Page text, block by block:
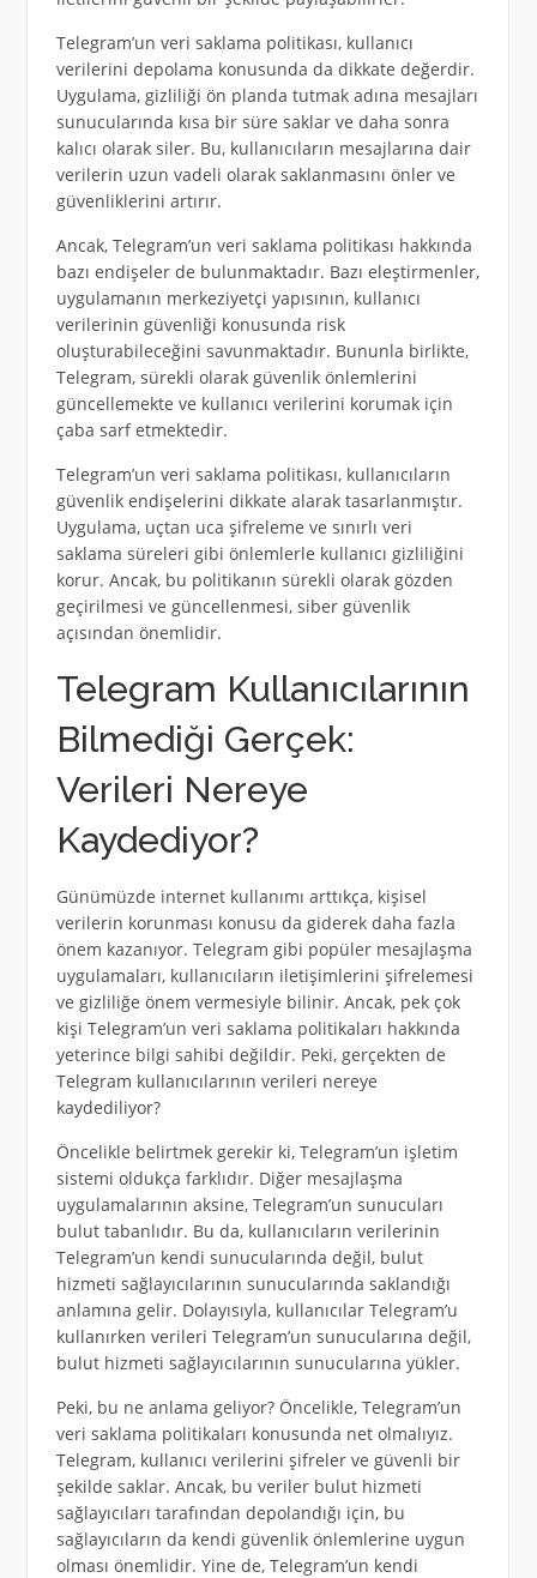
Telegram’un veri saklama politikası, kullanıcı
verilerini depolama konusunda da dikkate değerdir.
Uygulama, gizliliği ön planda tutmak adına mesajları
sunucularında kısa bir süre saklar ve daha sonra
kalıcı olarak siler. Bu, kullanıcıların mesajlarına dair
verilerin uzun vadeli olarak saklanmasını önler ve
güvenliklerini artırır.
Ancak, Telegram’un veri saklama politikası hakkında
bazı endişeler de bulunmaktadır. Bazı eleştirmenler,
uygulamanın merkeziyetçi yapısının, kullanıcı
verilerinin güvenliği konusunda risk
oluşturabileceğini savunmaktadır. Bununla birlikte,
Telegram, sürekli olarak güvenlik önlemlerini
güncellemekte ve kullanıcı verilerini korumak için
çaba sarf etmektedir.
Telegram’un veri saklama politikası, kullanıcıların
güvenlik endişelerini dikkate alarak tasarlanmıştır.
Uygulama, uçtan uca şifreleme ve sınırlı veri
saklama süreleri gibi önlemlerle kullanıcı gizliliğini
korur. Ancak, bu politikanın sürekli olarak gözden
geçirilmesi ve güncellenmesi, siber güvenlik
açısından önemlidir.
Telegram Kullanıcılarının
Bilmediği Gerçek:
Verileri Nereye
Kaydediyor?
Günümüzde internet kullanımı arttıkça, kişisel
verilerin korunması konusu da giderek daha fazla
önem kazanıyor. Telegram gibi popüler mesajlaşma
uygulamaları, kullanıcıların iletişimlerini şifrelemesi
ve gizliliğe önem vermesiyle bilinir. Ancak, pek çok
kişi Telegram’un veri saklama politikaları hakkında
yeterince bilgi sahibi değildir. Peki, gerçekten de
Telegram kullanıcılarının verileri nereye
kaydediliyor?
Öncelikle belirtmek gerekir ki, Telegram’un işletim
sistemi oldukça farklıdır. Diğer mesajlaşma
uygulamalarının aksine, Telegram’un sunucuları
bulut tabanlıdır. Bu da, kullanıcıların verilerinin
Telegram’un kendi sunucularında değil, bulut
hizmeti sağlayıcılarının sunucularında saklandığı
anlamına gelir. Dolayısıyla, kullanıcılar Telegram’u
kullanırken verileri Telegram’un sunucularına değil,
bulut hizmeti sağlayıcılarının sunucularına yükler.
Peki, bu ne anlama geliyor? Öncelikle, Telegram’un
veri saklama politikaları konusunda net olmalıyız.
Telegram, kullanıcı verilerini şifreler ve güvenli bir
şekilde saklar. Ancak, bu veriler bulut hizmeti
sağlayıcıları tarafından depolandığı için, bu
sağlayıcıların da kendi güvenlik önlemlerine uygun
olması önemlidir. Yine de, Telegram’un kendi